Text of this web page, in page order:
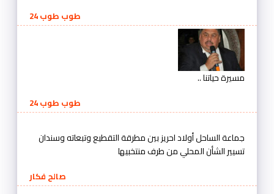
طوب طوب 24
مسيرة حياتنا ..
طوب طوب 24
جماعة الساحل أولاد احريز بين مطرقة التقطيع وتبعاته وسندان
تسيير الشأن المحلي من طرف منتخبيها
صالح فكار